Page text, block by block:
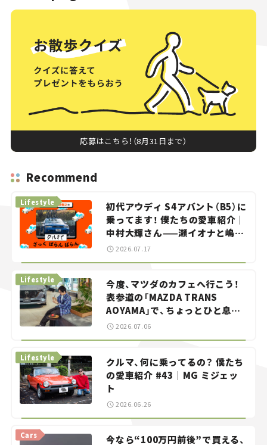
応募はこちら！（8月31日まで）
Recommend
初代アウディ S4アバント（B5）に
乗ってます！ 僕たちの愛車紹介｜
中村大輝さん——瀬イオナと嶋田
智之の「クルマでざっくばらんば
Lifestyle
2026.07.17
今度、マツダのカフェへ行こう！
表参道の「MAZDA TRANS
AOYAMA」で、ちょっとひと息。
——連載｜CCGとクルマでどうす
Lifestyle
2026.07.06
クルマ、何に乗ってるの？ 僕たち
の愛車紹介 #43｜MG ミジェッ
ト
Lifestyle
2026.06.26
今なら“100万円前後”で買える、
Cars